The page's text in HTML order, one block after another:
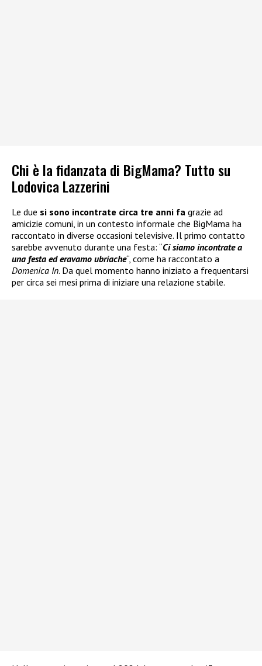
Chi è la fidanzata di BigMama? Tutto su
Lodovica Lazzerini
Le due si sono incontrate circa tre anni fa grazie ad
amicizie comuni, in un contesto informale che BigMama ha
raccontato in diverse occasioni televisive. Il primo contatto
sarebbe avvenuto durante una festa: “Ci siamo incontrate a
una festa ed eravamo ubriache“, come ha raccontato a
Domenica In. Da quel momento hanno iniziato a frequentarsi
per circa sei mesi prima di iniziare una relazione stabile.